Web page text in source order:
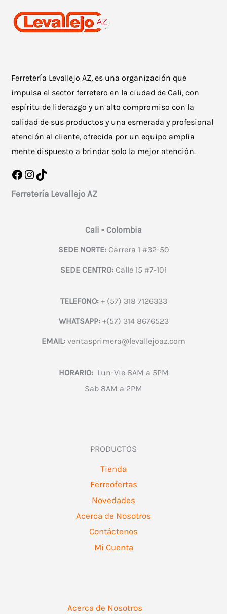
Ferretería Levallejo AZ, es una organización que
impulsa el sector ferretero en la ciudad de Cali, con
espíritu de liderazgo y un alto compromiso con la
calidad de sus productos y una esmerada y profesional
atención al cliente, ofrecida por un equipo amplia
mente dispuesto a brindar solo la mejor atención.
Facebook
Instagram
TikTok
Ferretería Levallejo AZ
Cali - Colombia
SEDE NORTE:Carrera 1 #32-50
SEDE CENTRO: Calle 15 #7-101
TELEFONO:+ (57) 318 7126333
WHATSAPP:+(57) 314 8676523
EMAIL: ventasprimera@levallejoaz.com
HORARIO:Lun-Vie 8AM a 5PM
Sab 8AM a 2PM
PRODUCTOS
Tienda
Ferreofertas
Novedades
Acerca de Nosotros
Contáctenos
Mi Cuenta
Acerca de Nosotros